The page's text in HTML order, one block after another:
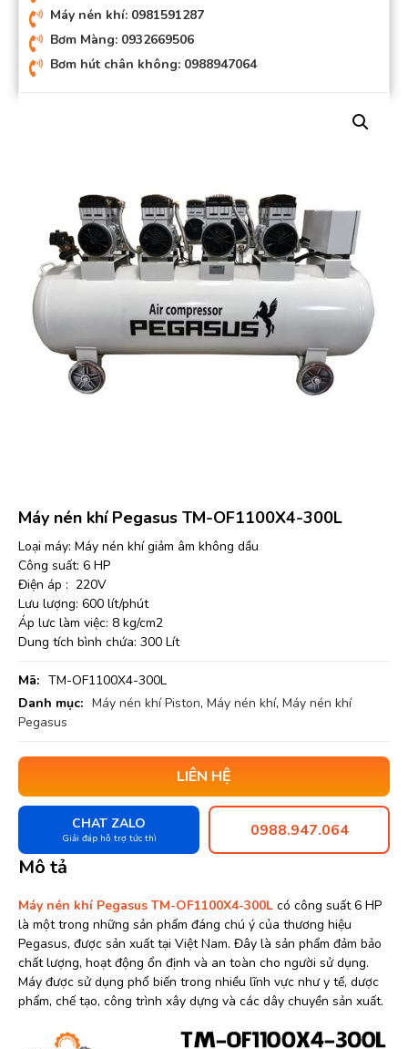
Máy nén khí: 0981591287
Bơm Màng: 0932669506
Bơm hút chân không: 0988947064
Máy nén khí Pegasus TM-OF1100X4-300L
Loại máy: Máy nén khí giảm âm không dầu
Công suất: 6 HP
Điện áp : 220V
Lưu lượng: 600 lít/phút
Áp lưc làm việc: 8 kg/cm2
Dung tích bình chứa: 300 Lít
Mã: TM-OF1100X4-300L
Danh mục: Máy nén khí Piston, Máy nén khí, Máy nén khí
Pegasus
LIÊN HỆ
CHAT ZALO
Giải đáp hỗ trợ tức thì 0988.947.064
Mô tả
Máy nén khí Pegasus TM-OF1100X4-300L có công suất 6 HP
là một trong những sản phẩm đáng chú ý của thương hiệu
Pegasus, được sản xuất tại Việt Nam. Đây là sản phẩm đảm bảo
chất lượng, hoạt động ổn định và an toàn cho người sử dụng.
Máy được sử dụng phổ biến trong nhiều lĩnh vực như y tế, dược
phẩm, chế tạo, công trình xây dựng và các dây chuyền sản xuất.